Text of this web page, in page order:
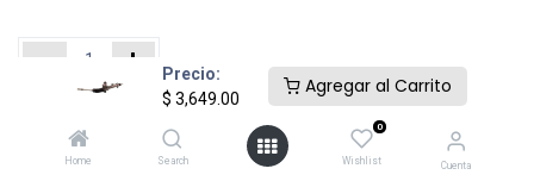
Precio:
$ 3,649.00
Agregar al Carrito
Home Search
0
Wishlist Cuenta
Comprar ahora
Agregar a la lista de deseos